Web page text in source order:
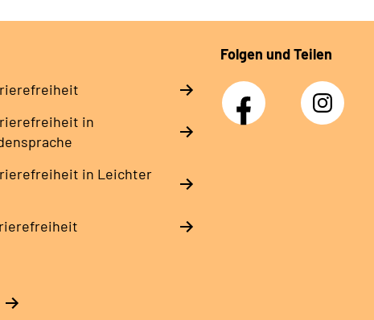
in
in Leichter
Folgen und Teilen
Facebook
Instagram
DRV
Nachwuchskräfte